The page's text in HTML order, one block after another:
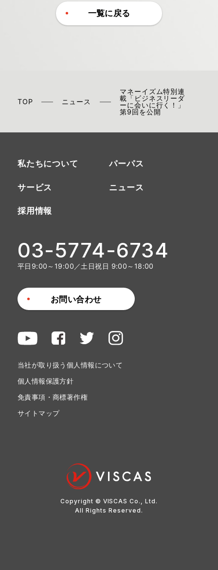
一覧に戻る
TOP ニュース
マネーイズム特別連
載「ビジネスリーダ
ーに会いに行く！」
第9回を公開
03-5774-6734
平日9:00～19:00／土日祝日 9:00～18:00
私たちについて パーパス
サービス ニュース
採用情報
お問い合わせ
当社が取り扱う個人情報について
個人情報保護方針
免責事項・商標著作権
サイトマップ
Copyright © VISCAS Co., Ltd.
All Rights Reserved.